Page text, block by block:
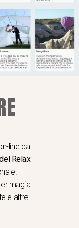
line da
Relax
magia
e altre